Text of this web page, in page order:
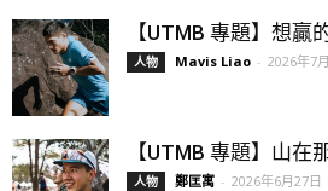
【UTMB 專題】想贏
人物 Mavis Liao - 2026年7
【UTMB 專題】山在
人物 鄭匡寓 - 2026年6月27日